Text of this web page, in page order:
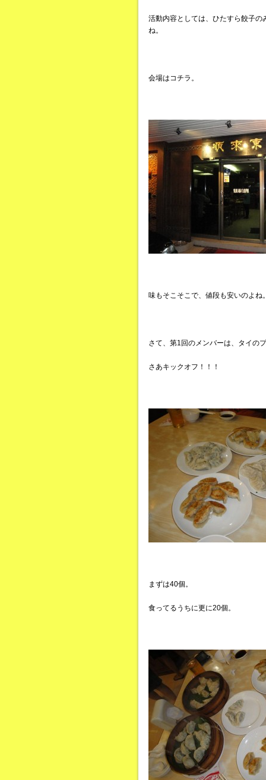
活動内容としては、ひたすら餃子
ね。
会場はコチラ。
味もそこそこで、値段も安いのよね
さて、第1回のメンバーは、タイの
さあキックオフ！！！
まずは40個。
食ってるうちに更に20個。